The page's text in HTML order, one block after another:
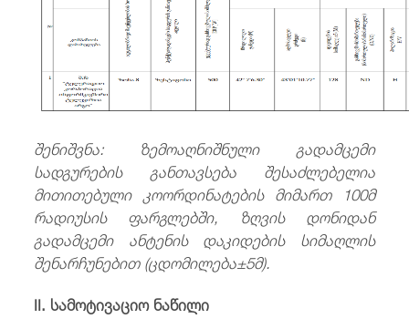
შენიშვნა: ზემოაღნიშნული გადამცემი
სადგურების განთავსება შესაძლებელია
მითითებული კოორდინატების მიმართ 100მ
რადიუსის ფარგლებში, ზღვის დონიდან
გადამცემი ანტენის დაკიდების სიმაღლის
შენარჩუნებით (ცდომილება±5მ).
II. სამოტივაციო ნაწილი